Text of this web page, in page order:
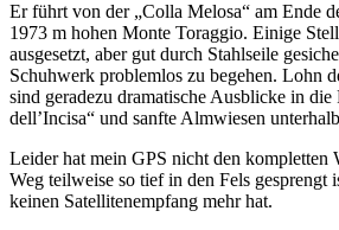
Er führt von der „Colla Melosa“ am Ende
1973 m hohen Monte Toraggio. Einige
ausgesetzt, aber gut durch Stahlseile
Schuhwerk problemlos zu begehen. Lohn
sind geradezu dramatische Ausblicke in die
dell’Incisa“ und sanfte Almwiesen
Leider hat mein GPS nicht den kompletten
Weg teilweise so tief in den Fels gesprengt
keinen Satellitenempfang mehr hat.